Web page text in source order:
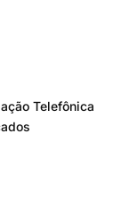
Telefônica